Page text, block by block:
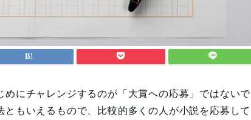
めにチャレンジするのが「大賞への応募」ではないで
もいえるもので、比較的多くの人が小説を応募して